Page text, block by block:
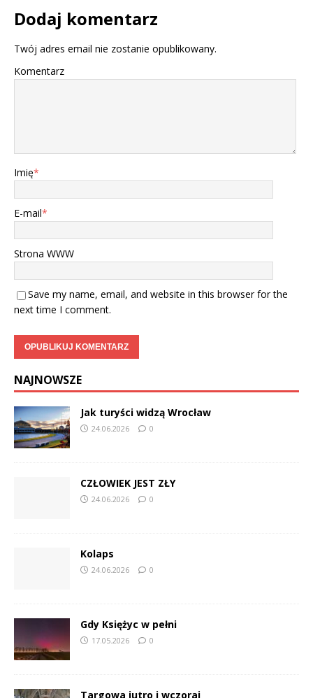
Dodaj komentarz
Twój adres email nie zostanie opublikowany.
Komentarz
Imię*
E-mail*
Strona WWW
Save my name, email, and website in this browser for the
next time I comment.
NAJNOWSZE
Jak turyści widzą Wrocław
24.06.2026 0
CZŁOWIEK JEST ZŁY
24.06.2026 0
Kolaps
24.06.2026 0
Gdy Księżyc w pełni
17.05.2026 0
Targowa jutro i wczoraj